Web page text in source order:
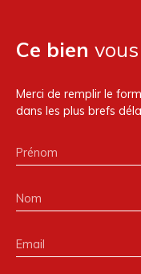
Ce bien
Merci de remplir le
dans les plus brefs
Prénom
Nom
Email